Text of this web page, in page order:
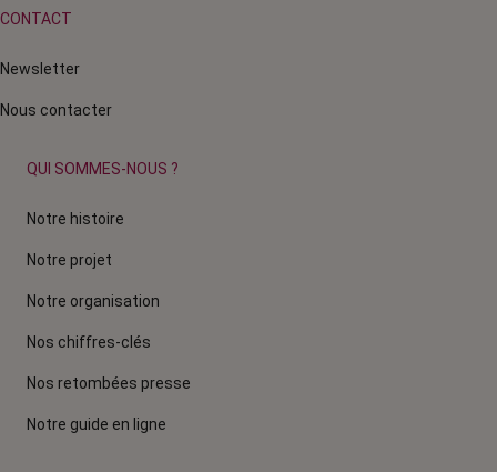
CONTACT
Newsletter
Nous contacter
QUI SOMMES-NOUS ?
Notre histoire
Notre projet
Notre organisation
Nos chiffres-clés
Nos retombées presse
Notre guide en ligne